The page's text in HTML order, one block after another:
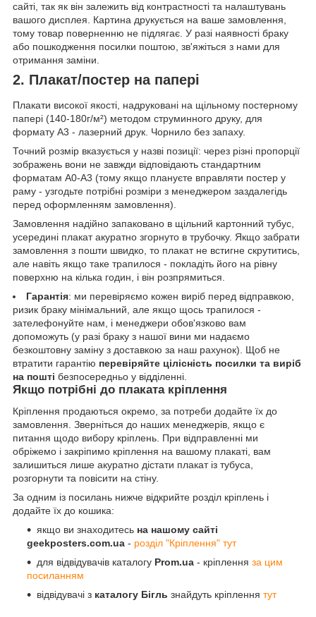
сайті, так як він залежить від контрастності та налаштувань
вашого дисплея. Картина друкується на ваше замовлення,
тому товар поверненню не підлягає. У разі наявності браку
або пошкодження посилки поштою, зв'яжіться з нами для
отримання заміни.
2. Плакат/постер на папері
Плакати високої якості, надруковані на щільному постерному
папері (140-180г/м²) методом струминного друку, для
формату А3 - лазерний друк. Чорнило без запаху.
Точний розмір вказується у назві позиції: через різні пропорції
зображень вони не завжди відповідають стандартним
форматам А0-А3 (тому якщо плануєте вправляти постер у
раму - узгодьте потрібні розміри з менеджером заздалегідь
перед оформленням замовлення).
Замовлення надійно запаковано в щільний картонний тубус,
усередині плакат акуратно згорнуто в трубочку. Якщо забрати
замовлення з пошти швидко, то плакат не встигне скрутитись,
але навіть якщо таке трапилося - покладіть його на рівну
поверхню на кілька годин, і він розпрямиться.
Гарантія: ми перевіряємо кожен виріб перед відправкою,
ризик браку мінімальний, але якщо щось трапилося -
зателефонуйте нам, і менеджери обов'язково вам
допоможуть (у разі браку з нашої вини ми надаємо
безкоштовну заміну з доставкою за наш рахунок). Щоб не
втратити гарантію перевіряйте цілісність посилки та виріб
на пошті безпосередньо у відділенні.
Якщо потрібні до плаката кріплення
Кріплення продаються окремо, за потреби додайте їх до
замовлення. Зверніться до наших менеджерів, якщо є
питання щодо вибору кріплень. При відправленні ми
обріжемо і закріпимо кріплення на вашому плакаті, вам
залишиться лише акуратно дістати плакат із тубуса,
розгорнути та повісити на стіну.
За одним із посилань нижче відкрийте розділ кріплень і
додайте їх до кошика:
якщо ви знаходитесь на нашому сайті
geekposters.com.ua - розділ "Кріплення" тут
для відвідувачів каталогу Prom.ua - кріплення за цим
посиланням
відвідувачі з каталогу Бігль знайдуть кріплення тут